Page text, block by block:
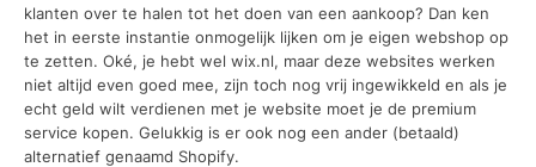
klanten over te halen tot het doen van een aankoop? Dan ken
het in eerste instantie onmogelijk lijken om je eigen webshop op
te zetten. Oké, je hebt wel wix.nl, maar deze websites werken
niet altijd even goed mee, zijn toch nog vrij ingewikkeld en als je
echt geld wilt verdienen met je website moet je de premium
service kopen. Gelukkig is er ook nog een ander (betaald)
alternatief genaamd Shopify.